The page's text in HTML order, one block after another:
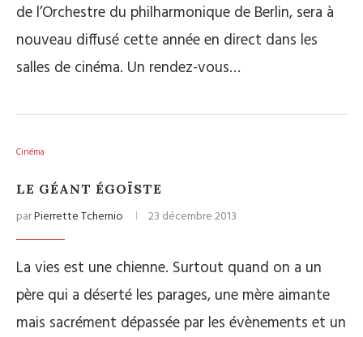
de l’Orchestre du philharmonique de Berlin, sera à
nouveau diffusé cette année en direct dans les
salles de cinéma. Un rendez-vous…
Cinéma
LE GÉANT ÉGOÏSTE
parPierrette Tchernio 23 décembre 2013
La vies est une chienne. Surtout quand on a un
père qui a déserté les parages, une mère aimante
mais sacrément dépassée par les évènements et un